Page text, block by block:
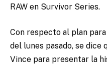
RAW en Survivor Series.
Con respecto al plan
del lunes pasado, se dice
Vince para presentar la